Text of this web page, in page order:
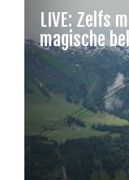
LIVE: Zelfs
magische